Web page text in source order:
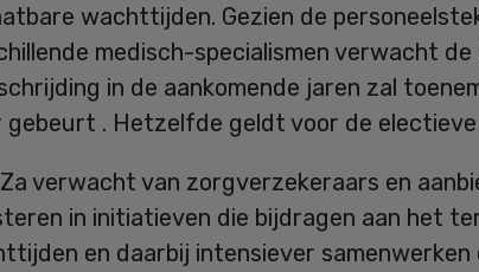
wachttijden. Gezien de
medisch-specialismen verwacht
in de aankomende jaren zal
gebeurt . Hetzelfde geldt voor de
verwacht van zorgverzekeraars en
in initiatieven die bijdragen aan het
en daarbij intensiever samenwerken